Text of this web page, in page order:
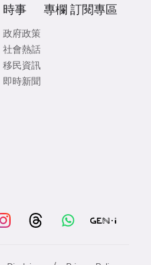
時事
政府政策
社會熱話
移民資訊
即時新聞
專欄 訂閱專區